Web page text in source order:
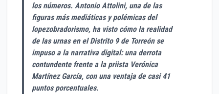
los números. Antonio Attolini, una de las
figuras más mediáticas y polémicas del
lopezobradorismo, ha visto cómo la realidad
de las urnas en el Distrito 9 de Torreón se
impuso a la narrativa digital: una derrota
contundente frente a la priista Verónica
Martínez García, con una ventaja de casi 41
puntos porcentuales.